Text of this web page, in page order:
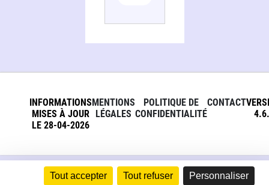
Tout accepter Tout refuser Personnaliser
INFORMATIONS
MISES À JOUR
LE 28-04-2026
MENTIONS
LÉGALES
POLITIQUE DE
CONFIDENTIALITÉ
CONTACT